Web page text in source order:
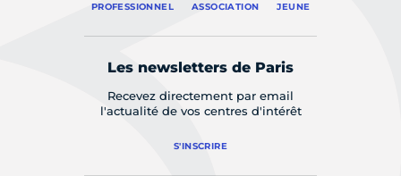
PROFESSIONNEL ASSOCIATION JEUNE
Les newsletters de Paris
Recevez directement par email
l'actualité de vos centres d'intérêt
S'INSCRIRE